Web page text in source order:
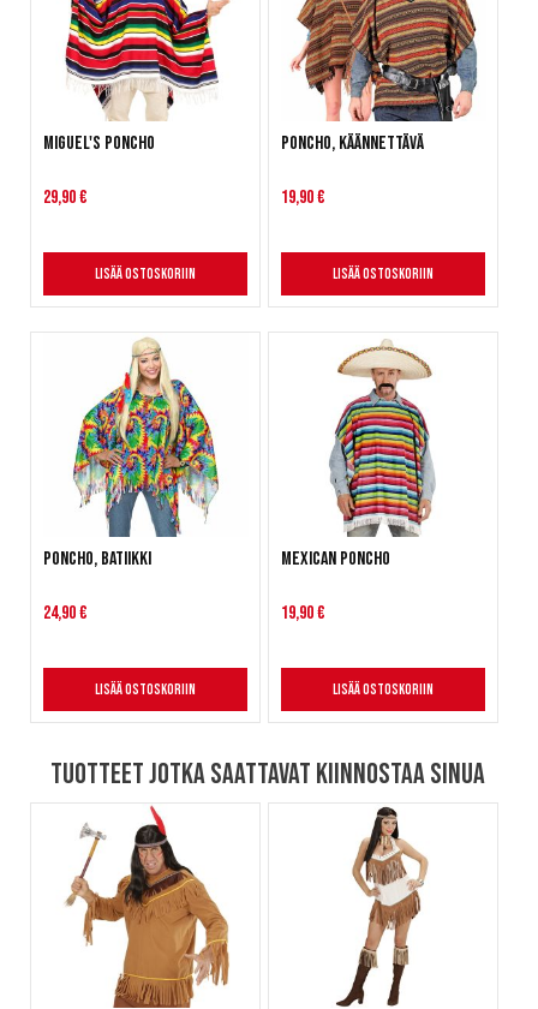
Miguel's Poncho
29,90 €
Lisää ostoskoriin
Poncho, käännettävä
19,90 €
Lisää ostoskoriin
Poncho, batiikki
24,90 €
Lisää ostoskoriin
Mexican Poncho
19,90 €
Lisää ostoskoriin
Tuotteet jotka saattavat kiinnostaa sinua